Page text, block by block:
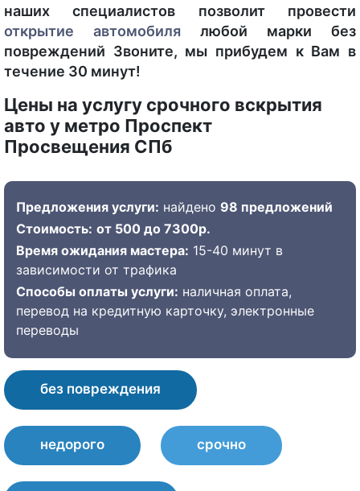
наших специалистов позволит провести
открытие автомобиля любой марки без
повреждений Звоните, мы прибудем к Вам в
течение 30 минут!
Цены на услугу срочного вскрытия
авто у метро Проспект
Просвещения СПб
Предложения услуги: найдено 98 предложений
Стоимость: от 500 до 7300р.
Время ожидания мастера: 15-40 минут в
зависимости от трафика
Способы оплаты услуги: наличная оплата,
перевод на кредитную карточку, электронные
переводы
без повреждения
недорого срочно